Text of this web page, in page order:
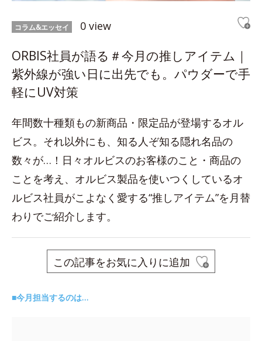
コラム&エッセイ 0 view
ORBIS社員が語る＃今月の推しアイテム｜
紫外線が強い日に出先でも。パウダーで手
軽にUV対策
年間数十種類もの新商品・限定品が登場するオル
ビス。それ以外にも、知る人ぞ知る隠れ名品の
数々が…！日々オルビスのお客様のこと・商品の
ことを考え、オルビス製品を使いつくしているオ
ルビス社員がこよなく愛する“推しアイテム”を月替
わりでご紹介します。
この記事をお気に入りに追加
■今月担当するのは…